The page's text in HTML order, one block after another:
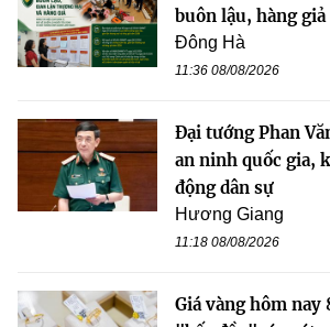
buôn lậu, hàng giả
Đông Hà
11:36 08/08/2026
Đại tướng Phan
an ninh quốc gia,
động dân sự
Hương Giang
11:18 08/08/2026
Giá vàng hôm nay